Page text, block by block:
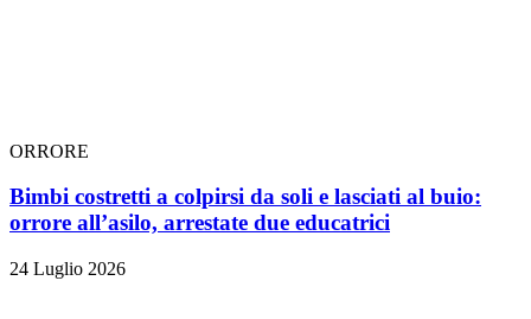
ORRORE
Bimbi costretti a colpirsi da soli e lasciati al buio:
orrore all’asilo, arrestate due educatrici
24 Luglio 2026